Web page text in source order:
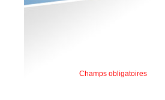
Champs obligatoires